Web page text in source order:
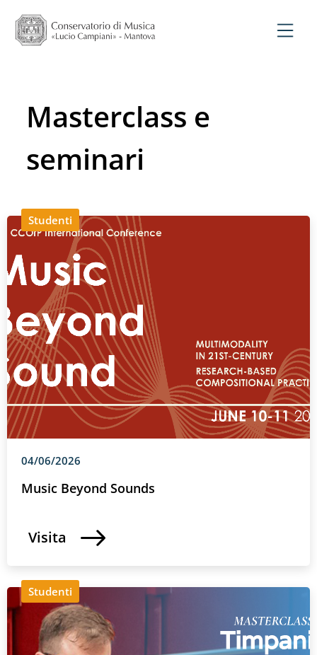
Masterclass e
seminari
Studenti
04/06/2026
Music Beyond Sounds
Visita
Studenti